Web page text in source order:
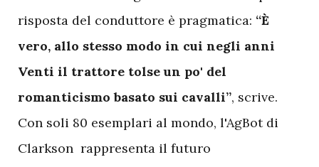
risposta del conduttore è pragmatica: “È
vero, allo stesso modo in cui negli anni
Venti il trattore tolse un po' del
romanticismo basato sui cavalli”, scrive.
Con soli 80 esemplari al mondo, l'AgBot di
Clarkson rappresenta il futuro